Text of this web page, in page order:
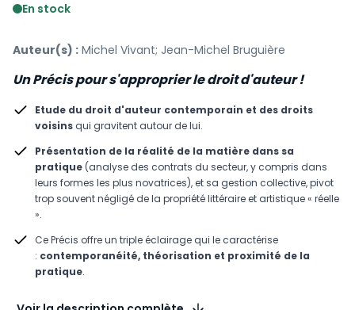
En stock
Auteur(s) : Michel Vivant; Jean-Michel Bruguière
Un Précis pour s'approprier le droit d'auteur !
Etude du droit d'auteur contemporain et des droits
voisins qui gravitent autour de lui.
Présentation de la réalité de la matière dans sa
pratique (analyse des contrats du secteur, y compris dans
leurs formes les plus novatrices), et sa gestion collective, pivot
trop souvent négligé de la propriété littéraire et artistique « réelle
».
Ce Précis offre un triple éclairage qui le caractérise
: contemporanéité, théorisation et proximité de la
pratique.